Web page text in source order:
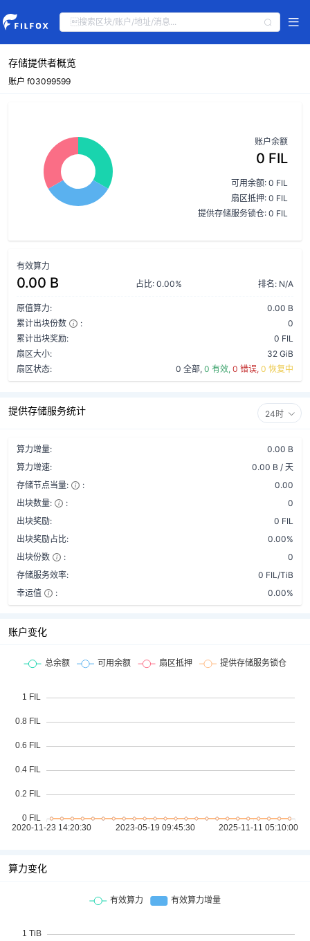
存储提供者概览
账户 f03099599
账户余额
0 FIL
可用余额: 0 FIL
扇区抵押: 0 FIL
提供存储服务锁仓: 0 FIL
有效算力
0.00 B 占比: 0.00% 排名: N/A
原值算力:
0.00 B
累计出块份数
:
0
累计出块奖励:
0 FIL
扇区大小:
32 GiB
扇区状态:
0 全部, 0 有效, 0 错误, 0 恢复中
提供存储服务统计 24时
算力增量:
0.00 B
算力增速:
0.00 B / 天
存储节点当量:
:
0.00
出块数量:
:
0
出块奖励:
0 FIL
出块奖励占比:
0.00%
出块份数
:
0
存储服务效率:
0 FIL/TiB
幸运值
: 0.00%
账户变化
算力变化